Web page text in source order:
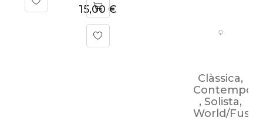
15,00€
Clàssica,
, Solista,
World/